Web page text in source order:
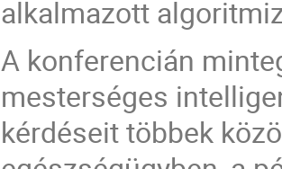
alkalmazott
A konferencián
mesterséges
kérdéseit többek